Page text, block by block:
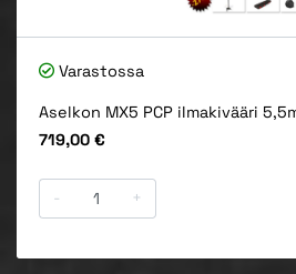
Varastossa
Aselkon MX5 PCP ilmakivääri
Hinta
719,00 €
- +